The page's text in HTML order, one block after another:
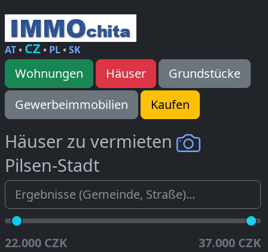
AT• CZ • PL•SK
Wohnungen Häuser
Grundstücke
Gewerbeimmobilien
Kaufen
Häuser zu vermieten
Pilsen-Stadt
22.000 CZK 37.000 CZK